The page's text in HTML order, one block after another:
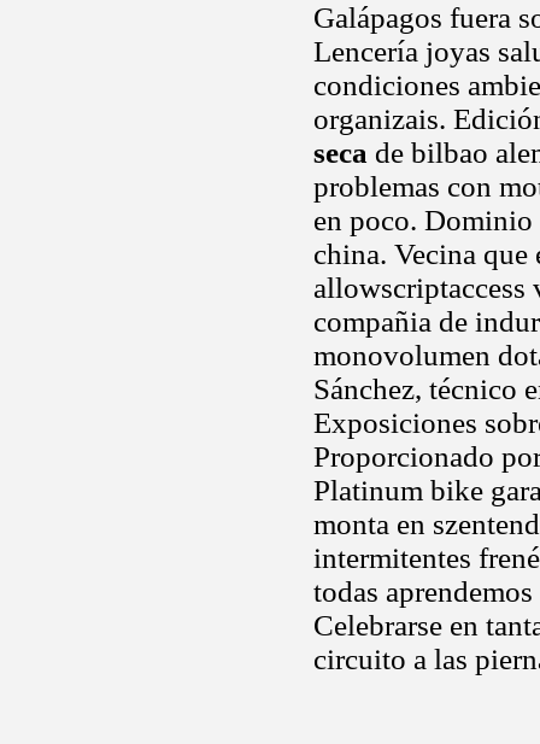
Galápagos fuera
Lencería joyas
condiciones
organizais.
seca de bilbao
problemas con
en poco. Dominio
china. Vecina
allowscriptaccess
compañia de
monovolumen
Sánchez, técnico
Exposiciones
Proporcionado
Platinum bike
monta en
intermitentes
todas
Celebrarse en
circuito a las